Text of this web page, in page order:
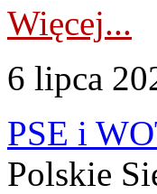
Więcej...
6 lipca
PSE i
Polskie